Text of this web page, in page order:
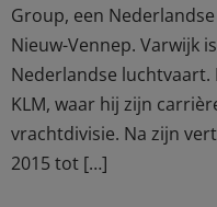
Group, een
Nieuw-Vennep. Varwijk
Nederlandse luchtvaart.
KLM, waar hij zijn
vrachtdivisie. Na zijn
2015 tot […]